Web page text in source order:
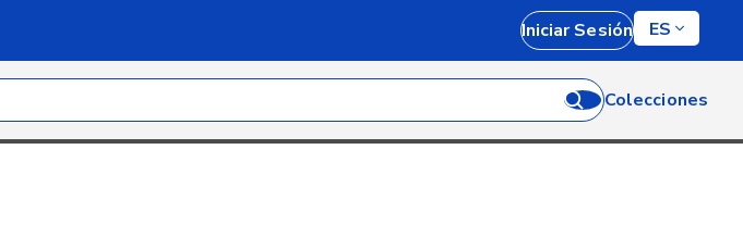
Iniciar Sesión ES
Colecciones